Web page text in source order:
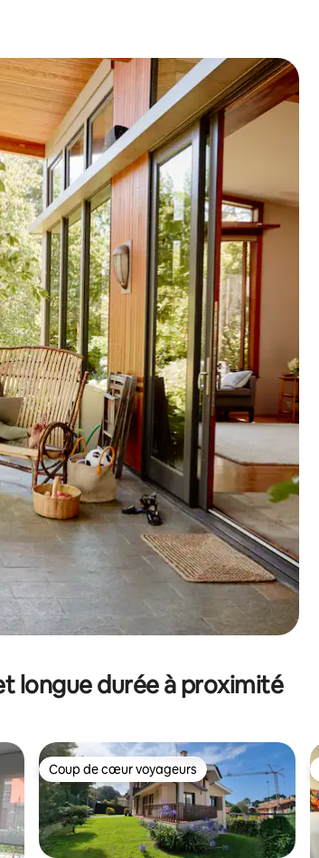
les parcourir ou en appuyant et en faisant glisser.
longue durée à proximité
Coup de cœur voyageurs
Coup de cœur voyageurs